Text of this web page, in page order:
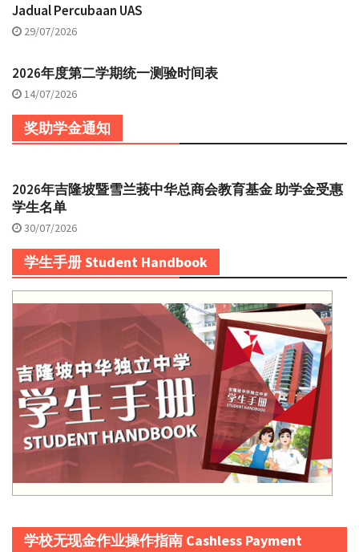
Jadual Percubaan UAS
29/07/2026
2026年度第二学期统一测验时间表
14/07/2026
奖助学金通知
2026年吉隆坡暨雪兰莪中华总商会教育基金 助学金受惠
学生名单
30/07/2026
学生手册 Student Handbook
学校无现金作业操作指南 Cashless Payment